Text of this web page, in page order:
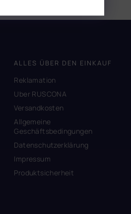
ALLES ÜBER DEN EINKAUF
Reklamation
Uber RUSCONA
Versandkosten
Allgemeine
Geschäftsbedingungen
Datenschutzerklärung
Impressum
Produktsicherheit